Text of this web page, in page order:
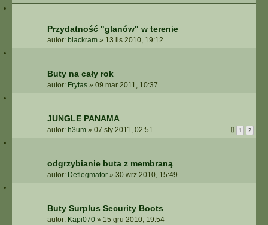
Przydatność "glanów" w terenie
autor: blackram » 13 lis 2010, 19:12
Buty na cały rok
autor: Frytas » 09 mar 2011, 10:37
JUNGLE PANAMA
autor: h3um » 07 sty 2011, 02:51 1 2
odgrzybianie buta z membraną
autor: Deflegmator » 30 wrz 2010, 15:49
Buty Surplus Security Boots
autor: Kapi070 » 15 gru 2010, 19:54